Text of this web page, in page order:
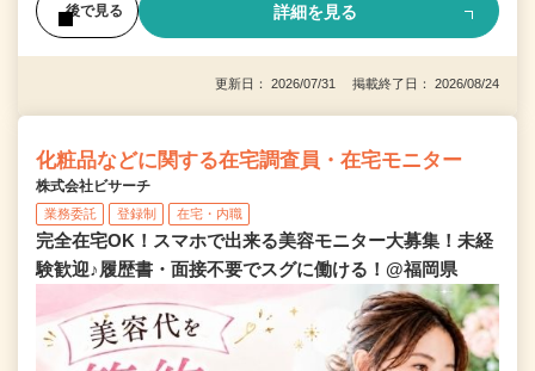
後で見る 詳細を見る
更新日： 2026/07/31 掲載終了日： 2026/08/24
化粧品などに関する在宅調査員・在宅モニター
株式会社ビサーチ
業務委託 登録制 在宅・内職
完全在宅OK！スマホで出来る美容モニター大募集！未経
験歓迎♪履歴書・面接不要でスグに働ける！@福岡県